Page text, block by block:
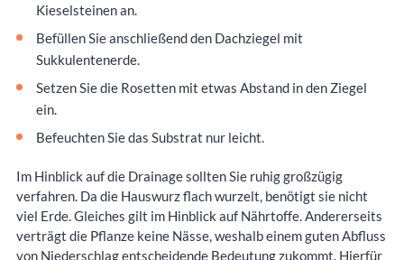
Kieselsteinen an.
Befüllen Sie anschließend den Dachziegel mit
Sukkulentenerde.
Setzen Sie die Rosetten mit etwas Abstand in den Ziegel
ein.
Befeuchten Sie das Substrat nur leicht.
Im Hinblick auf die Drainage sollten Sie ruhig großzügig
verfahren. Da die Hauswurz flach wurzelt, benötigt sie nicht
viel Erde. Gleiches gilt im Hinblick auf Nährtoffe. Andererseits
verträgt die Pflanze keine Nässe, weshalb einem guten Abfluss
von Niederschlag entscheidende Bedeutung zukommt. Hierfür